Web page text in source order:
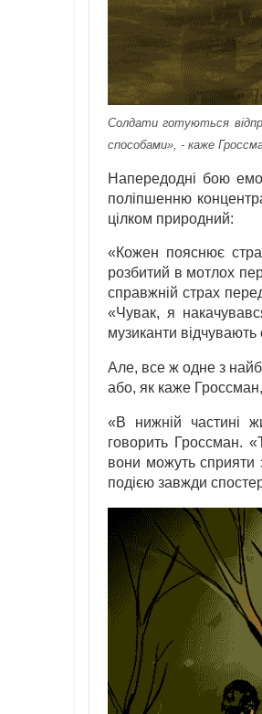
Солдати готуються
способами», - каже
Напередодні бою
поліпшенню
цілком природний:
«Кожен пояснює
розбитий в мотлох
справжній страх
«Чувак, я
музиканти відчувають
Але, все ж одне з
або, як каже
«В нижній частині
говорить Гроссман.
вони можуть сприяти
подією завжди